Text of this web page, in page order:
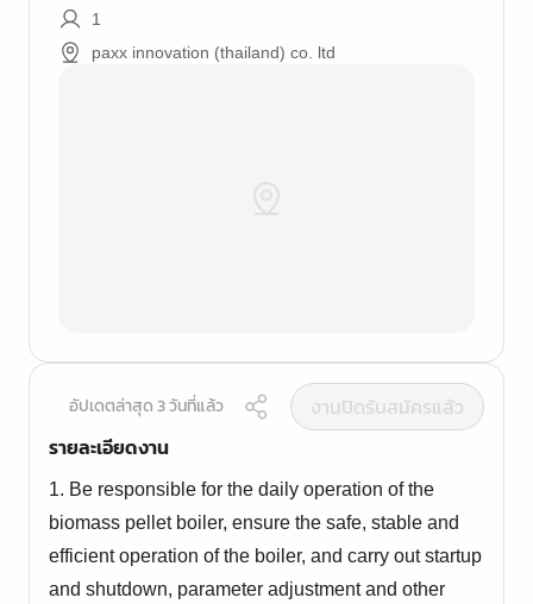
1
paxx innovation (thailand) co. ltd
อัปเดตล่าสุด 3 วันที่แล้ว
งานปิดรับสมัครแล้ว
รายละเอียดงาน
1. Be responsible for the daily operation of the
biomass pellet boiler, ensure the safe, stable and
efficient operation of the boiler, and carry out startup
and shutdown, parameter adjustment and other